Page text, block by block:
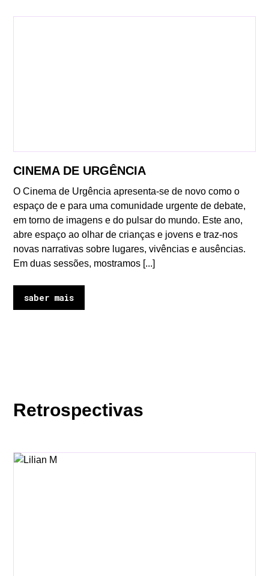
CINEMA DE URGÊNCIA
O Cinema de Urgência apresenta-se de novo como o
espaço de e para uma comunidade urgente de debate,
em torno de imagens e do pulsar do mundo. Este ano,
abre espaço ao olhar de crianças e jovens e traz-nos
novas narrativas sobre lugares, vivências e ausências.
Em duas sessões, mostramos [...]
saber mais
Retrospectivas